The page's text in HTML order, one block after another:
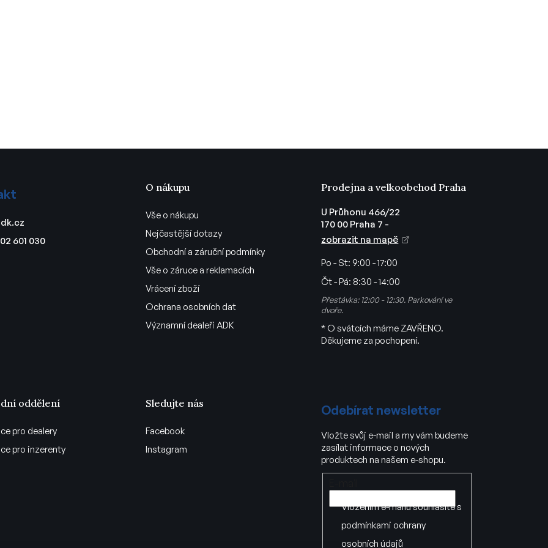
601 030
O nákupu
Vše o nákupu
Nejčastější dotazy
Obchodní a záruční podmínky
Vše o záruce a reklamacích
Vrácení zboží
Ochrana osobních dat
Významní dealeři ADK
Prodejna a velkoobchod Praha
U Průhonu 466/22
170 00 Praha 7 -
zobrazit na mapě
Po - St: 9:00 - 17:00
Čt - Pá: 8:30 - 14:00
Přestávka: 12:00 - 12:30. Parkování ve
dvoře.
* O svátcích máme ZAVŘENO.
Děkujeme za pochopení.
oddělení
pro dealery
pro inzerenty
Sledujte nás
Facebook
Instagram
Odebírat newsletter
Vložte svůj e-mail a my vám budeme
zasílat informace o nových
produktech na našem e-shopu.
Vložením e-mailu souhlasíte s
podmínkami ochrany
osobních údajů